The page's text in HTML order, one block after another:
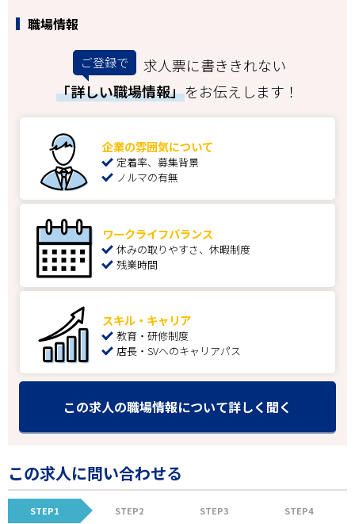
職場情報
ご登録で
求人票に書ききれない
「詳しい職場情報」をお伝えします！
企業の雰囲気について
定着率、募集背景
ノルマの有無
ワークライフバランス
休みの取りやすさ、休暇制度
残業時間
スキル・キャリア
教育・研修制度
店長・SVへのキャリアパス
この求人の職場情報について詳しく聞く
この求人に問い合わせる
STEP1 STEP2 STEP3 STEP4